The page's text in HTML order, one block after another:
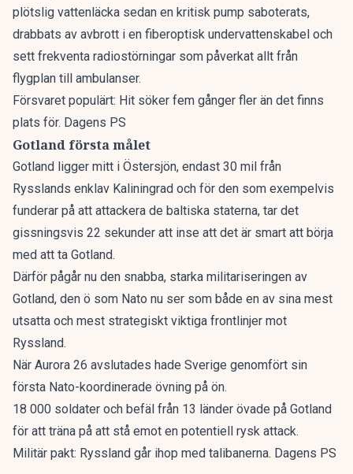
plötslig vattenläcka sedan en kritisk pump saboterats,
drabbats av avbrott i en fiberoptisk undervattenskabel och
sett frekventa radiostörningar som påverkat allt från
flygplan till ambulanser.
Försvaret populärt: Hit söker fem gånger fler än det finns
plats för. Dagens PS
Gotland första målet
Gotland ligger mitt i Östersjön, endast 30 mil från
Rysslands enklav Kaliningrad och för den som exempelvis
funderar på att attackera de baltiska staterna, tar det
gissningsvis 22 sekunder att inse att det är smart att börja
med att ta Gotland.
Därför pågår nu den snabba, starka militariseringen av
Gotland, den ö som Nato nu ser som både en av sina mest
utsatta och mest strategiskt viktiga frontlinjer mot
Ryssland.
När Aurora 26 avslutades hade Sverige genomfört sin
första Nato-koordinerade övning på ön.
18 000 soldater och befäl från 13 länder övade på Gotland
för att träna på att stå emot en potentiell rysk attack.
Militär pakt: Ryssland går ihop med talibanerna. Dagens PS